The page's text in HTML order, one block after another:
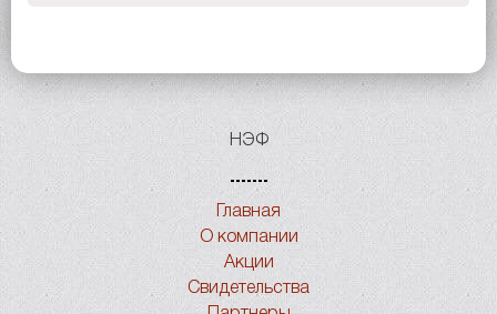
НЭФ
Главная
О компании
Акции
Свидетельства